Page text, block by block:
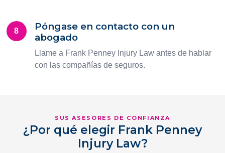
8
Póngase en contacto con un
abogado
Llame a Frank Penney Injury Law antes de hablar
con las compañías de seguros.
SUS ASESORES DE CONFIANZA
¿Por qué elegir Frank Penney
Injury Law?